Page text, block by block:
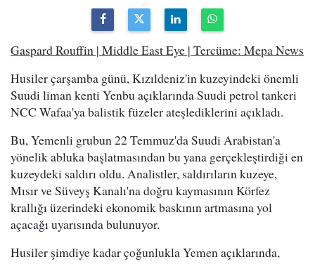
Gaspard Rouffin | Middle East Eye | Tercüme: Mepa News
Husiler çarşamba günü, Kızıldeniz'in kuzeyindeki önemli
Suudi liman kenti Yenbu açıklarında Suudi petrol tankeri
NCC Wafaa'ya balistik füzeler ateşlediklerini açıkladı.
Bu, Yemenli grubun 22 Temmuz'da Suudi Arabistan'a
yönelik abluka başlatmasından bu yana gerçekleştirdiği en
kuzeydeki saldırı oldu. Analistler, saldırıların kuzeye,
Mısır ve Süveyş Kanalı'na doğru kaymasının Körfez
krallığı üzerindeki ekonomik baskının artmasına yol
açacağı uyarısında bulunuyor.
Husiler şimdiye kadar çoğunlukla Yemen açıklarında,